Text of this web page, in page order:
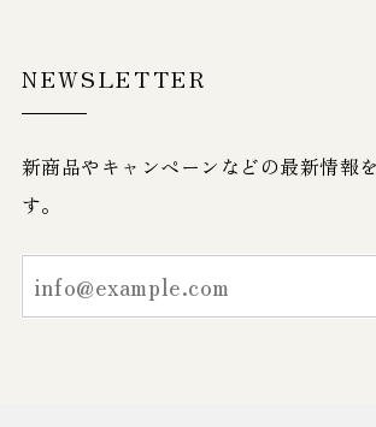
NEWSLETTER
新商品やキャンペーンなどの最新情報
す。